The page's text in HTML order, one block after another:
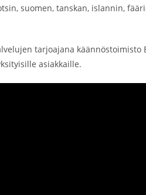
suomen, tanskan, islannin,
tarjoajana käännöstoimisto
asiakkaille.